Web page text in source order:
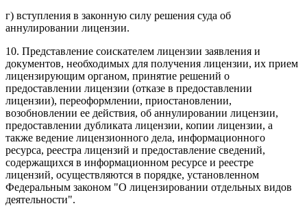
г) вступления в законную силу решения суда об
аннулировании лицензии.
10. Представление соискателем лицензии заявления и
документов, необходимых для получения лицензии, их прием
лицензирующим органом, принятие решений о
предоставлении лицензии (отказе в предоставлении
лицензии), переоформлении, приостановлении,
возобновлении ее действия, об аннулировании лицензии,
предоставлении дубликата лицензии, копии лицензии, а
также ведение лицензионного дела, информационного
ресурса, реестра лицензий и предоставление сведений,
содержащихся в информационном ресурсе и реестре
лицензий, осуществляются в порядке, установленном
Федеральным законом "О лицензировании отдельных видов
деятельности".